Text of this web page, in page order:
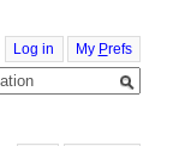
Log in My Prefs